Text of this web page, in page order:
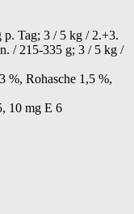
Tag; 3 / 5 kg / 2.+3.
/ 215-335 g; 3 / 5 kg /
%, Rohasche 1,5 %,
10 mg E 6